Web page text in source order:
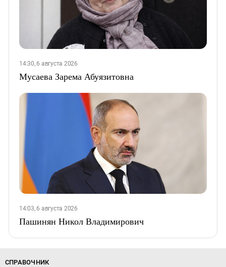
14:30, 6 августа 2026
Мусаева Зарема Абуязитовна
14:03, 6 августа 2026
Пашинян Никол Владимирович
СПРАВОЧНИК